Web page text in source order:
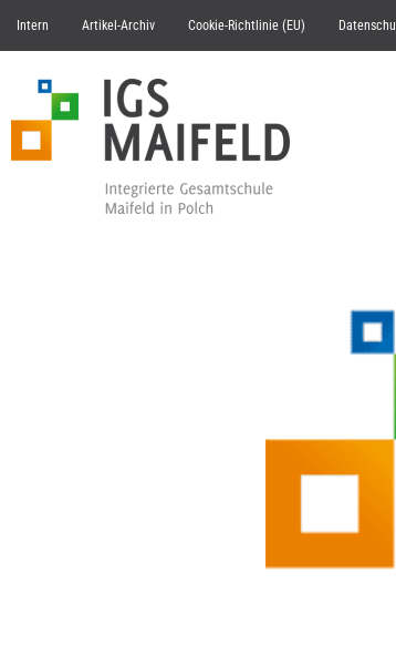
Intern Artikel-Archiv Cookie-Richtlinie (EU)